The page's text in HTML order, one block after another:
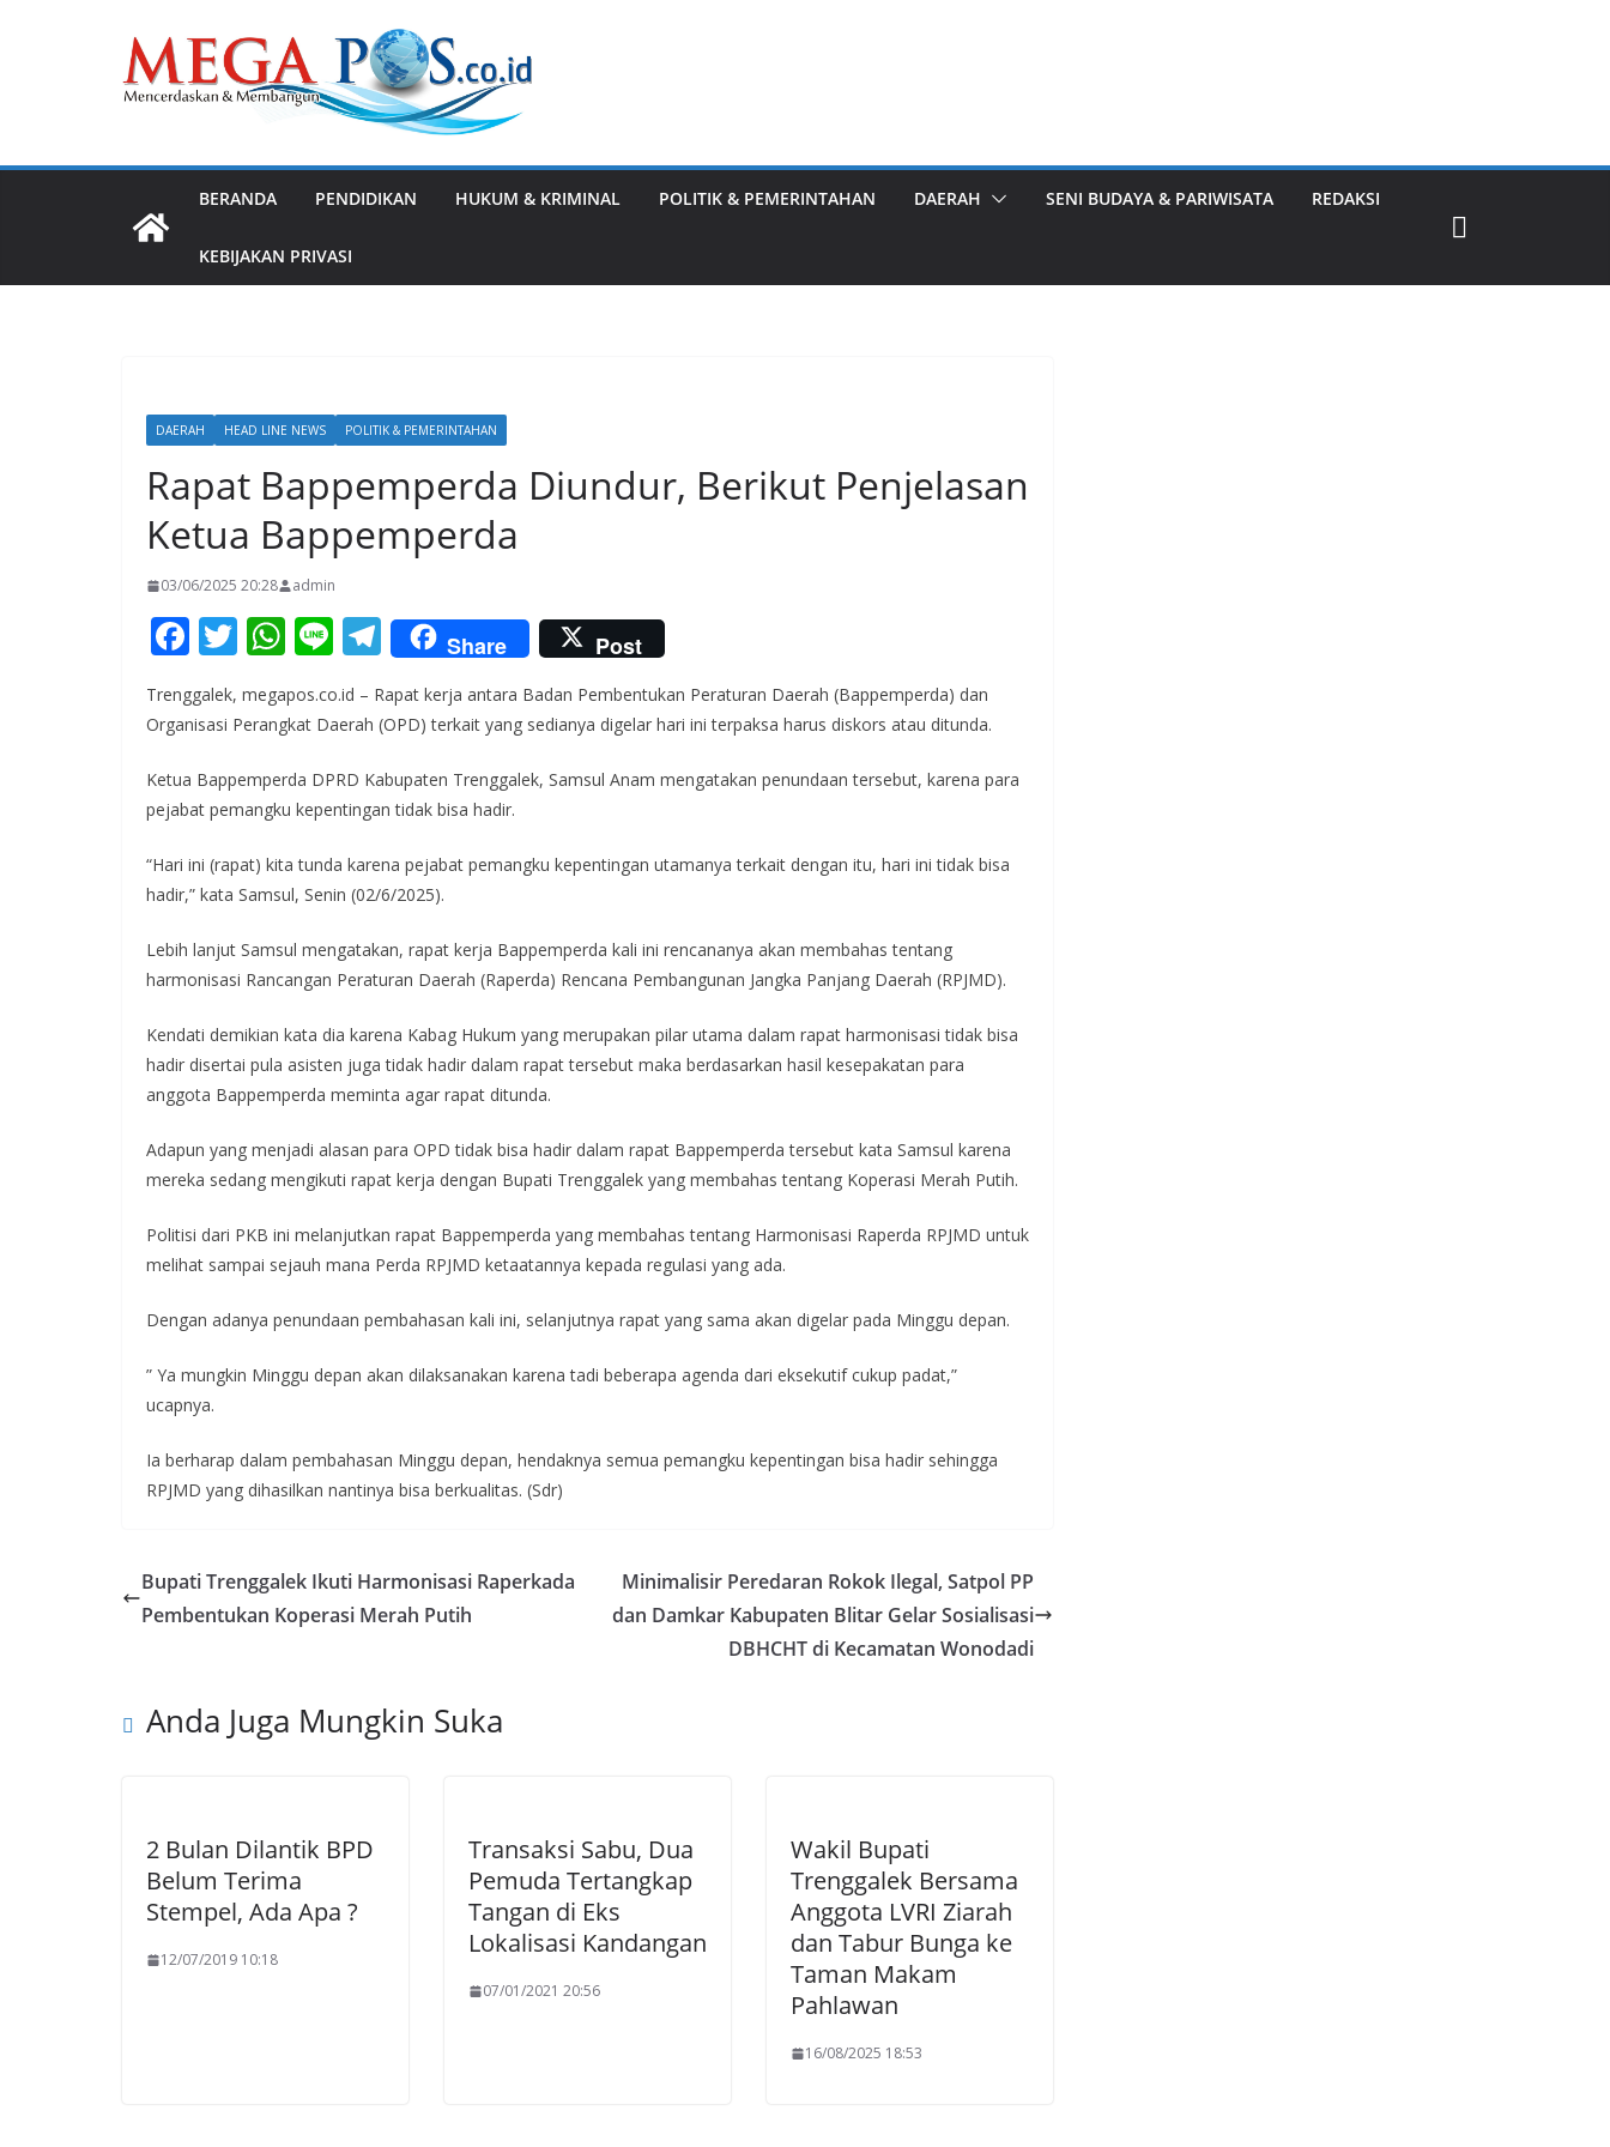
BERANDA PENDIDIKAN HUKUM & KRIMINAL POLITIK & PEMERINTAHAN DAERAH SENI BUDAYA & PARIWISATA REDAKSI
KEBIJAKAN PRIVASI
DAERAH HEAD LINE NEWS POLITIK & PEMERINTAHAN
Rapat Bappemperda Diundur, Berikut Penjelasan
Ketua Bappemperda
03/06/2025 20:28 admin
F
ac
e
o
o
k
T
itt
W
at
s
A
p
p
Li
n
e
T
el
e
gr
a
m
Share Post
Trenggalek, megapos.co.id – Rapat kerja antara Badan Pembentukan Peraturan Daerah (Bappemperda) dan
Organisasi Perangkat Daerah (OPD) terkait yang sedianya digelar hari ini terpaksa harus diskors atau ditunda.
Ketua Bappemperda DPRD Kabupaten Trenggalek, Samsul Anam mengatakan penundaan tersebut, karena para
pejabat pemangku kepentingan tidak bisa hadir.
“Hari ini (rapat) kita tunda karena pejabat pemangku kepentingan utamanya terkait dengan itu, hari ini tidak bisa
hadir,” kata Samsul, Senin (02/6/2025).
Lebih lanjut Samsul mengatakan, rapat kerja Bappemperda kali ini rencananya akan membahas tentang
harmonisasi Rancangan Peraturan Daerah (Raperda) Rencana Pembangunan Jangka Panjang Daerah (RPJMD).
Kendati demikian kata dia karena Kabag Hukum yang merupakan pilar utama dalam rapat harmonisasi tidak bisa
hadir disertai pula asisten juga tidak hadir dalam rapat tersebut maka berdasarkan hasil kesepakatan para
anggota Bappemperda meminta agar rapat ditunda.
Adapun yang menjadi alasan para OPD tidak bisa hadir dalam rapat Bappemperda tersebut kata Samsul karena
mereka sedang mengikuti rapat kerja dengan Bupati Trenggalek yang membahas tentang Koperasi Merah Putih.
Politisi dari PKB ini melanjutkan rapat Bappemperda yang membahas tentang Harmonisasi Raperda RPJMD untuk
melihat sampai sejauh mana Perda RPJMD ketaatannya kepada regulasi yang ada.
Dengan adanya penundaan pembahasan kali ini, selanjutnya rapat yang sama akan digelar pada Minggu depan.
” Ya mungkin Minggu depan akan dilaksanakan karena tadi beberapa agenda dari eksekutif cukup padat,”
ucapnya.
Ia berharap dalam pembahasan Minggu depan, hendaknya semua pemangku kepentingan bisa hadir sehingga
RPJMD yang dihasilkan nantinya bisa berkualitas. (Sdr)
Bupati Trenggalek Ikuti Harmonisasi Raperkada
Pembentukan Koperasi Merah Putih
Minimalisir Peredaran Rokok Ilegal, Satpol PP
dan Damkar Kabupaten Blitar Gelar Sosialisasi
DBHCHT di Kecamatan Wonodadi
Anda Juga Mungkin Suka
2 Bulan Dilantik BPD
Belum Terima
Stempel, Ada Apa ?
12/07/2019 10:18
Transaksi Sabu, Dua
Pemuda Tertangkap
Tangan di Eks
Lokalisasi Kandangan
07/01/2021 20:56
Wakil Bupati
Trenggalek Bersama
Anggota LVRI Ziarah
dan Tabur Bunga ke
Taman Makam
Pahlawan
16/08/2025 18:53